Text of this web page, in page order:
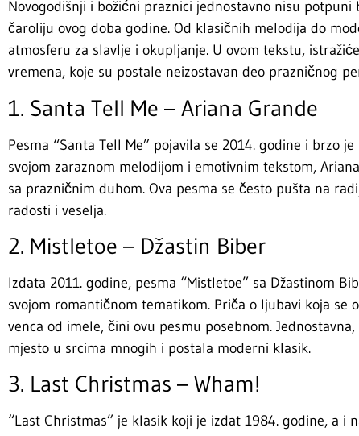
Novogodišnji i božićni praznici jednostavno nisu
čaroliju ovog doba godine. Od klasičnih melodija do
atmosferu za slavlje i okupljanje. U ovom tekstu,
vremena, koje su postale neizostavan deo prazničnog
1. Santa Tell Me – Ariana Grande
Pesma “Santa Tell Me” pojavila se 2014. godine i brzo
svojom zaraznom melodijom i emotivnim tekstom,
sa prazničnim duhom. Ova pesma se često pušta na
radosti i veselja.
2. Mistletoe – Džastin Biber
Izdata 2011. godine, pesma “Mistletoe” sa Džastinom
svojom romantičnom tematikom. Priča o ljubavi koja se
venca od imele, čini ovu pesmu posebnom.
mjesto u srcima mnogih i postala moderni klasik.
3. Last Christmas – Wham!
“Last Christmas” je klasik koji je izdat 1984. godine, a i